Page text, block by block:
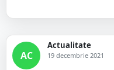
AC
Actualitate
19 decembrie 2021